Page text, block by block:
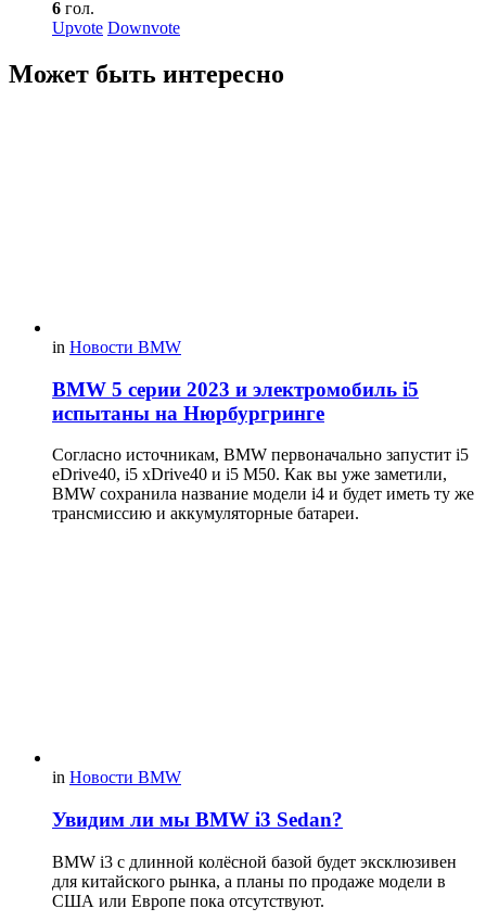
6 гол.
Upvote Downvote
Может быть интересно
in Новости BMW
BMW 5 серии 2023 и электромобиль i5
испытаны на Нюрбургринге
Согласно источникам, BMW первоначально запустит i5
eDrive40, i5 xDrive40 и i5 M50. Как вы уже заметили,
BMW сохранила название модели i4 и будет иметь ту же
трансмиссию и аккумуляторные батареи.
in Новости BMW
Увидим ли мы BMW i3 Sedan?
BMW i3 с длинной колёсной базой будет эксклюзивен
для китайского рынка, а планы по продаже модели в
США или Европе пока отсутствуют.